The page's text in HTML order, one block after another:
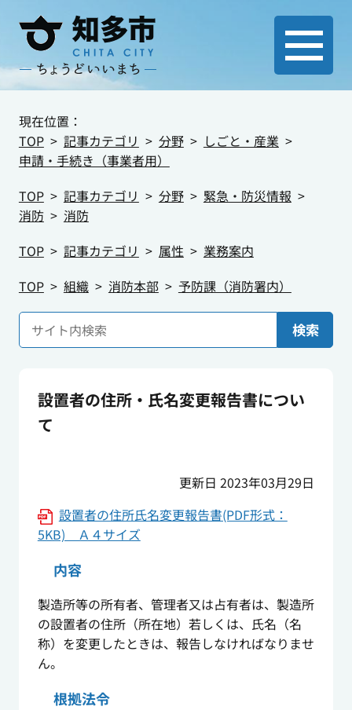
現在位置：
TOP
記事カテゴリ 分野
しごと・産業
申請・手続き（事業者用）
TOP
記事カテゴリ 分野
緊急・防災情報
消防
消防
TOP
記事カテゴリ 属性
業務案内
TOP
組織 消防本部 予防課（消防署内）
検索
設置者の住所・氏名変更報告書につい
て
更新日 2023年03月29日
設置者の住所氏名変更報告書(PDF形式：
5KB) Ａ４サイズ
内容
製造所等の所有者、管理者又は占有者は、製造所
の設置者の住所（所在地）若しくは、氏名（名
称）を変更したときは、報告しなければなりませ
ん。
根拠法令